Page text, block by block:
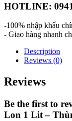
HOTLINE:
-100% nhập khẩu
- Giao hàng nhanh
Description
Reviews (0)
Reviews
Be the first to
Lon 1 Lit –